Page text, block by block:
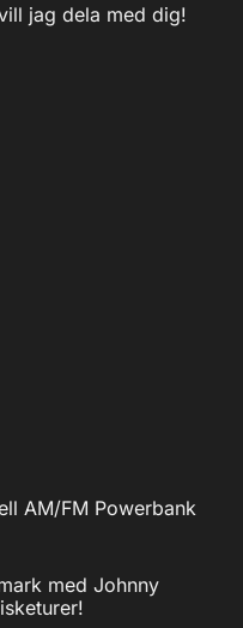
jag dela med dig!
AM/FM Powerbank
med Johnny